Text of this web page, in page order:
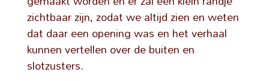
zichtbaar zijn, zodat we altijd zien en weten
dat daar een opening was en het verhaal
kunnen vertellen over de buiten en
slotzusters.